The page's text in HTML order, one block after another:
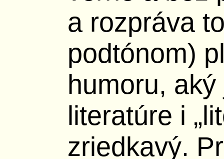
a rozpráva
podtónom)
humoru,
literatúre i
zriedkavý.